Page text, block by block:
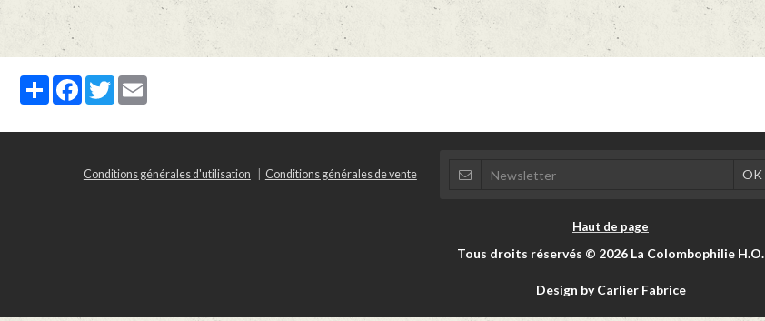
PartagerFacebook
Twitter
Conditions générales d'utilisation Conditions générales de vente
Haut de page
Tous droits réservés © 2026 La Colombophilie H.O.
Design by Carlier Fabrice